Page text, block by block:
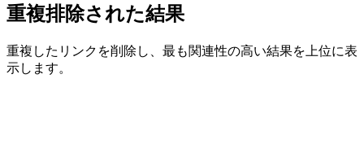
重複排除された結果
重複したリンクを削除し、最も関連性の高い結果を上位に表
示します。